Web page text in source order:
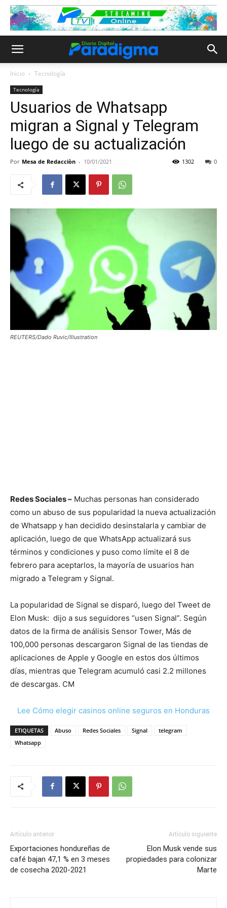
Inicio Tecnología
Tecnología
Usuarios de Whatsapp
migran a Signal y Telegram
luego de su actualización
Por Mesa de Redacciòn - 10/01/2021 0
1302
REUTERS/Dado Ruvic/Illustration
Redes Sociales – Muchas personas han considerado
como un abuso de sus popularidad la nueva actualización
de Whatsapp y han decidido desinstalarla y cambiar de
aplicación, luego de que WhatsApp actualizará sus
términos y condiciones y puso como límite el 8 de
febrero para aceptarlos, la mayoría de usuarios han
migrado a Telegram y Signal.
La popularidad de Signal se disparó, luego del Tweet de
Elon Musk: dijo a sus seguidores “usen Signal”. Según
datos de la firma de análisis Sensor Tower, Más de
100,000 personas descargaron Signal de las tiendas de
aplicaciones de Apple y Google en estos dos últimos
días, mientras que Telegram acumuló casi 2.2 millones
de descargas. CM
Lee Cómo elegir casinos online seguros en Honduras
ETIQUETAS Abuso Redes Sociales Signal
telegram
Whatsapp
Artículo anterior
Exportaciones hondureñas de
café bajan 47,1 % en 3 meses
de cosecha 2020-2021
Artículo siguiente
Elon Musk vende sus
propiedades para colonizar
Marte